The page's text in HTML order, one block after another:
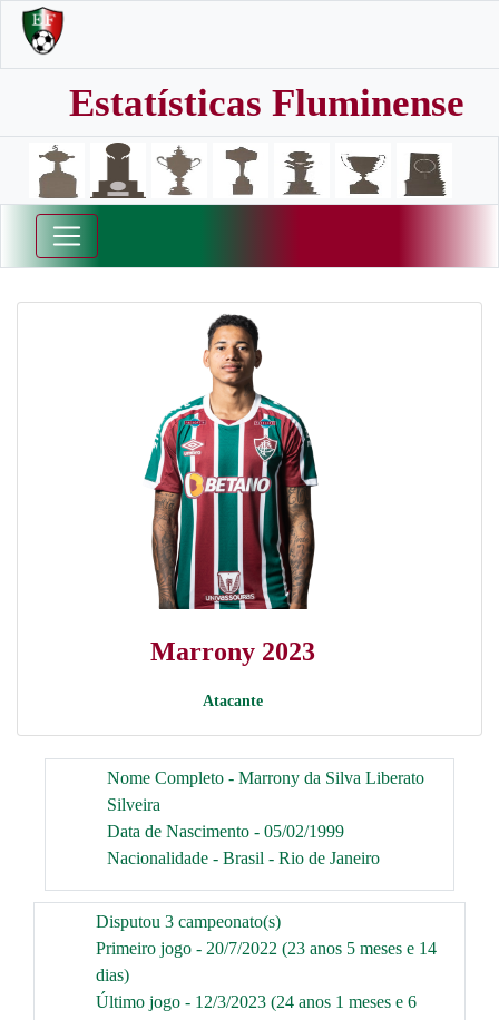
Estatísticas Fluminense
Marrony 2023
Atacante
Nome Completo - Marrony da Silva Liberato
Silveira
Data de Nascimento - 05/02/1999
Nacionalidade - Brasil - Rio de Janeiro
Disputou 3 campeonato(s)
Primeiro jogo - 20/7/2022 (23 anos 5 meses e 14
dias)
Último jogo - 12/3/2023 (24 anos 1 meses e 6